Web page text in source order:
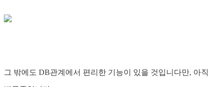
그 밖에도 DB관계에서 편리한 기능이 있을 것입니다만, 아직